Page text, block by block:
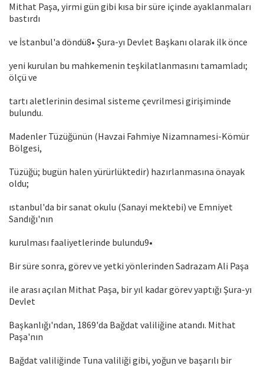
Mithat Paşa, yirmi gün gibi kısa bir süre içinde ayaklanmaları
bastırdı
ve İstanbul'a döndü8• Şura-yı Devlet Başkanı olarak ilk önce
yeni kurulan bu mahkemenin teşkilatlanmasını tamamladı;
ölçü ve
tartı aletlerinin desimal sisteme çevrilmesi girişiminde
bulundu.
Madenler Tüzüğünün (Havzai Fahmiye Nizamnamesi-Kömür
Bölgesi,
Tüzüğü; bugün halen yürürlüktedir) hazırlanmasına önayak
oldu;
ıstanbul'da bir sanat okulu (Sanayi mektebi) ve Emniyet
Sandığı'nın
kurulması faaliyetlerinde bulundu9•
Bir süre sonra, görev ve yetki yönlerinden Sadrazam Ali Paşa
ile arası açılan Mithat Paşa, bir yıl kadar görev yaptığı Şura-yı
Devlet
Başkanlığı'ndan, 1869'da Bağdat valiliğine atandı. Mithat
Paşa'nın
Bağdat valiliğinde Tuna valiliği gibi, yoğun ve başarılı bir